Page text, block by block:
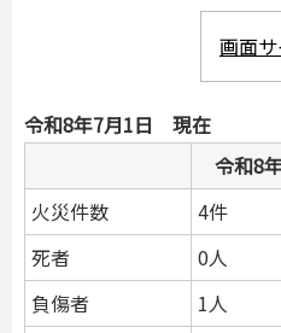
画面
令和8年7月1日 現在
令和8
火災件数
4件
死者
0人
負傷者
1人